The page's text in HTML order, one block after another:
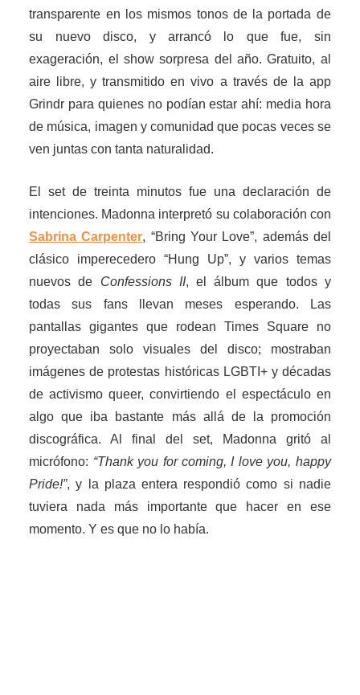
transparente en los mismos tonos de la portada de
su nuevo disco, y arrancó lo que fue, sin
exageración, el show sorpresa del año. Gratuito, al
aire libre, y transmitido en vivo a través de la app
Grindr para quienes no podían estar ahí: media hora
de música, imagen y comunidad que pocas veces se
ven juntas con tanta naturalidad.
El set de treinta minutos fue una declaración de
intenciones. Madonna interpretó su colaboración con
Sabrina Carpenter, “Bring Your Love”, además del
clásico imperecedero “Hung Up”, y varios temas
nuevos de Confessions II, el álbum que todos y
todas sus fans llevan meses esperando. Las
pantallas gigantes que rodean Times Square no
proyectaban solo visuales del disco; mostraban
imágenes de protestas históricas LGBTI+ y décadas
de activismo queer, convirtiendo el espectáculo en
algo que iba bastante más allá de la promoción
discográfica. Al final del set, Madonna gritó al
micrófono: “Thank you for coming, I love you, happy
Pride!”, y la plaza entera respondió como si nadie
tuviera nada más importante que hacer en ese
momento. Y es que no lo había.